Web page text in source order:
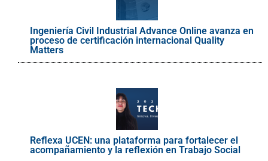
Ingeniería Civil Industrial Advance Online avanza en
proceso de certificación internacional Quality
Matters
Reflexa UCEN: una plataforma para fortalecer el
acompañamiento y la reflexión en Trabajo Social